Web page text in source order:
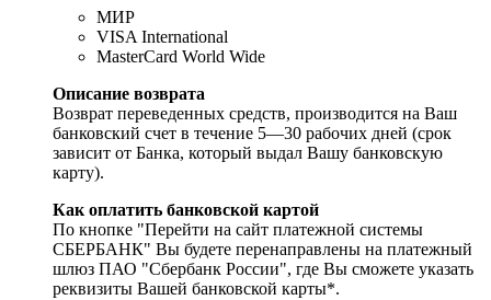
МИР
VISA International
MasterCard World Wide
Описание возврата
Возврат переведенных средств, производится на Ваш
банковский счет в течение 5—30 рабочих дней (срок
зависит от Банка, который выдал Вашу банковскую
карту).
Как оплатить банковской картой
По кнопке "Перейти на сайт платежной системы
СБЕРБАНК" Вы будете перенаправлены на платежный
шлюз ПАО "Сбербанк России", где Вы сможете указать
реквизиты Вашей банковской карты*.